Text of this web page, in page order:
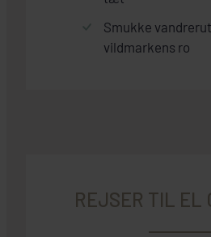
Smukke
vildmarkens ro
REJSER TIL EL